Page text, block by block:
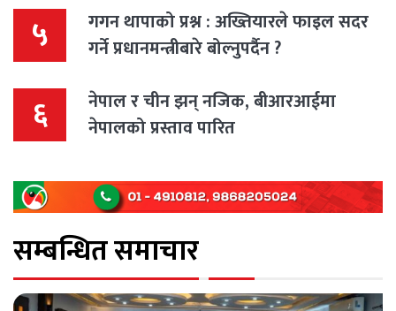
५
गगन थापाको प्रश्न : अख्तियारले फाइल सदर
गर्ने प्रधानमन्त्रीबारे बोल्नुपर्दैन ?
६
नेपाल र चीन झन् नजिक, बीआरआईमा
नेपालको प्रस्ताव पारित
सम्बन्धित समाचार